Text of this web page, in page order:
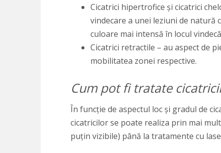
Cicatrici hipertrofice și cicatrici
vindecare a unei leziuni de natură
culoare mai intensă în locul
Cicatrici retractile – au aspect de
mobilitatea zonei respective.
Cum pot fi tratate
În funcție de aspectul loc și gradul de
cicatricilor se poate realiza prin mai
puțin vizibile) până la tratamente cu